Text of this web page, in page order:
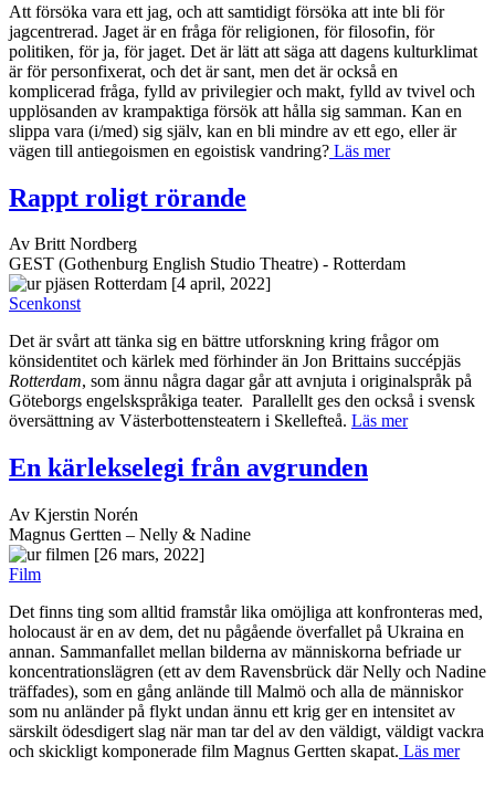
Att försöka vara ett jag, och att samtidigt försöka att inte bli för
jagcentrerad. Jaget är en fråga för religionen, för filosofin, för
politiken, för ja, för jaget. Det är lätt att säga att dagens kulturklimat
är för personfixerat, och det är sant, men det är också en
komplicerad fråga, fylld av privilegier och makt, fylld av tvivel och
upplösanden av krampaktiga försök att hålla sig samman. Kan en
slippa vara (i/med) sig själv, kan en bli mindre av ett ego, eller är
vägen till antiegoismen en egoistisk vandring? Läs mer
Rappt roligt rörande
Av Britt Nordberg
GEST (Gothenburg English Studio Theatre) - Rotterdam
[4 april, 2022]
Scenkonst
Det är svårt att tänka sig en bättre utforskning kring frågor om
könsidentitet och kärlek med förhinder än Jon Brittains succépjäs
Rotterdam, som ännu några dagar går att avnjuta i originalspråk på
Göteborgs engelskspråkiga teater. Parallellt ges den också i svensk
översättning av Västerbottensteatern i Skellefteå. Läs mer
En kärlekselegi från avgrunden
Av Kjerstin Norén
Magnus Gertten – Nelly & Nadine
[26 mars, 2022]
Film
Det finns ting som alltid framstår lika omöjliga att konfronteras med,
holocaust är en av dem, det nu pågående överfallet på Ukraina en
annan. Sammanfallet mellan bilderna av människorna befriade ur
koncentrationslägren (ett av dem Ravensbrück där Nelly och Nadine
träffades), som en gång anlände till Malmö och alla de människor
som nu anländer på flykt undan ännu ett krig ger en intensitet av
särskilt ödesdigert slag när man tar del av den väldigt, väldigt vackra
och skickligt komponerade film Magnus Gertten skapat. Läs mer